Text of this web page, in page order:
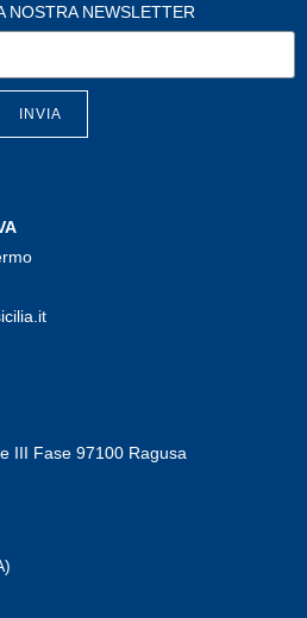
NOSTRA NEWSLETTER
INVIA
III Fase 97100 Ragusa